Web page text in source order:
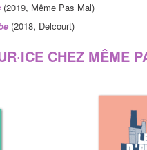
(2019, Même Pas Mal)
(2018, Delcourt)
CHEZ MÊME